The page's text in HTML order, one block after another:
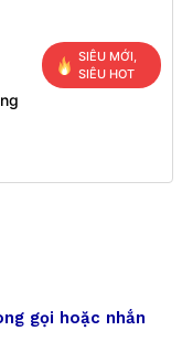
SIÊU MỚI,
SIÊU HOT
gọi hoặc nhắn